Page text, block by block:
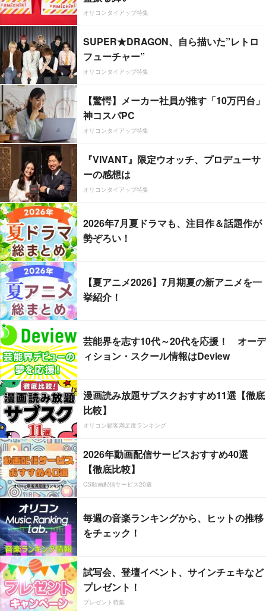
オリコンタイアップ特集
SUPER★DRAGON、自ら描いた”レトロ
フューチャー”
オリコンタイアップ特集
【驚愕】メーカー社員が推す「10万円台」
神コスパPC
オリコンタイアップ特集
『VIVANT』限定ウオッチ、プロデューサ
ーの感想は
オリコンタイアップ特集
2026年7月夏ドラマも、注目作＆話題作が
勢ぞろい！
【夏アニメ2026】7月期夏の新アニメを一
挙紹介！
芸能界を志す10代～20代を応援！ オーデ
ィション・スクール情報はDeview
漫画読み放題サブスクおすすめ11選【徹底
比較】
オリコン顧客満足度ランキング
2026年動画配信サービスおすすめ40選
【徹底比較】
CS動画配信サービス20選
毎週の音楽ランキングから、ヒットの推移
をチェック！
試写会、登壇イベント、サインチェキなど
プレゼント！
プレゼント特集